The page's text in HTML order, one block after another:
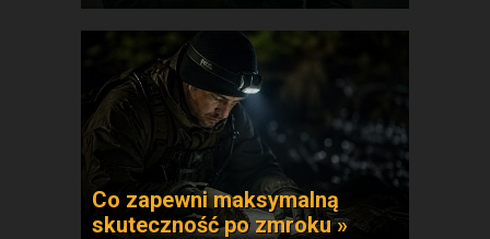
Co zapewni maksymalną
skuteczność po zmroku »